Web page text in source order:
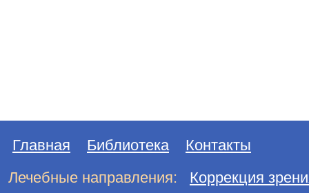
Главная Библиотека
Контакты
Лечебные направления:
Коррекция